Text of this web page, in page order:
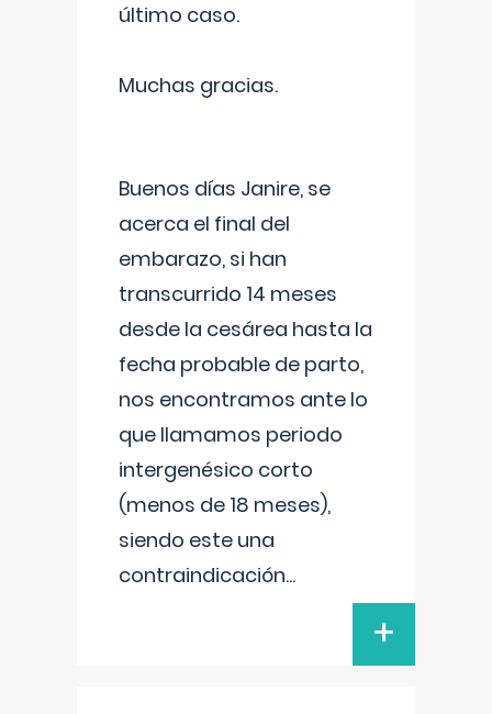
último caso.
Muchas gracias.
Buenos días Janire, se
acerca el final del
embarazo, si han
transcurrido 14 meses
desde la cesárea hasta la
fecha probable de parto,
nos encontramos ante lo
que llamamos periodo
intergenésico corto
(menos de 18 meses),
siendo este una
contraindicación...
+